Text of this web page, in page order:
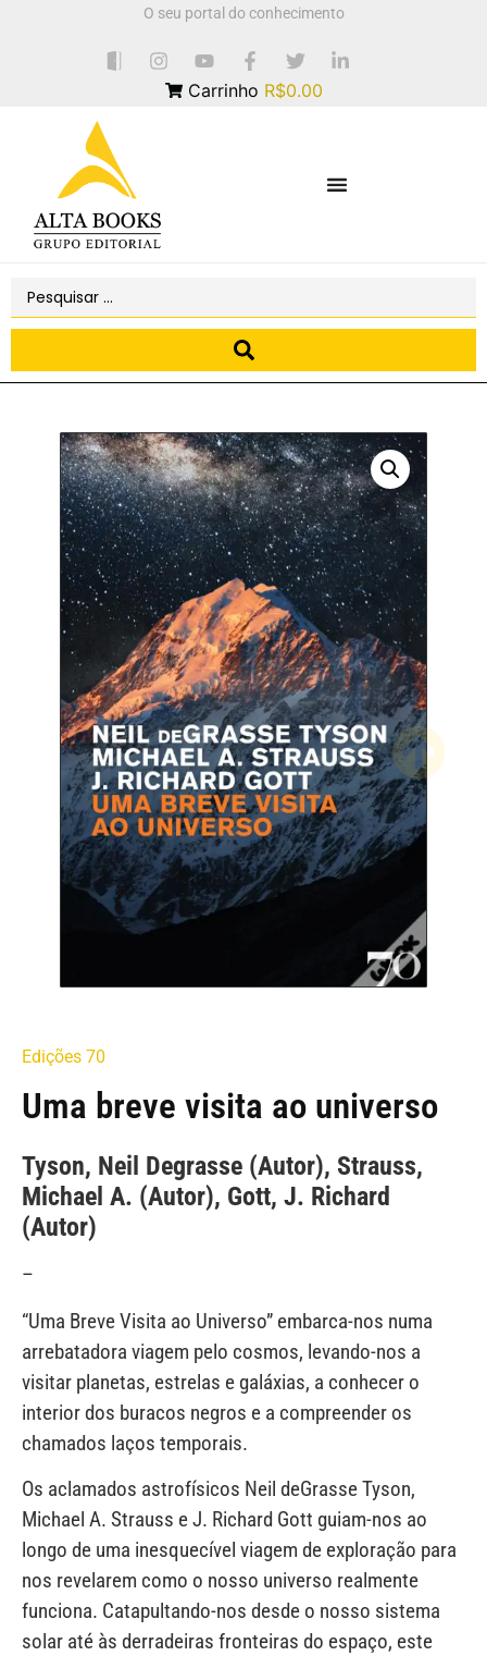
O seu portal do conhecimento
Carrinho R$0.00
Edições 70
Uma breve visita ao universo
Tyson, Neil Degrasse (Autor), Strauss,
Michael A. (Autor), Gott, J. Richard
(Autor)
–
“Uma Breve Visita ao Universo” embarca-nos numa
arrebatadora viagem pelo cosmos, levando-nos a
visitar planetas, estrelas e galáxias, a conhecer o
interior dos buracos negros e a compreender os
chamados laços temporais.
Os aclamados astrofísicos Neil deGrasse Tyson,
Michael A. Strauss e J. Richard Gott guiam-nos ao
longo de uma inesquecível viagem de exploração para
nos revelarem como o nosso universo realmente
funciona. Catapultando-nos desde o nosso sistema
solar até às derradeiras fronteiras do espaço, este